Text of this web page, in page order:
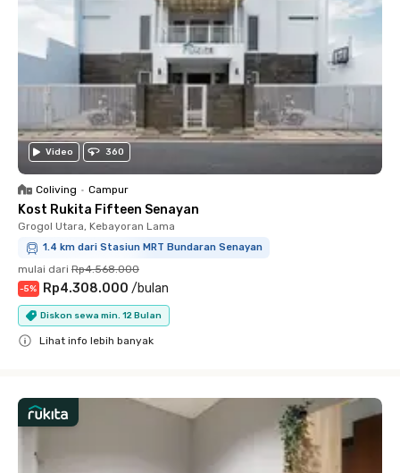
Video 360
Coliving • Campur
Kost Rukita Fifteen Senayan
Grogol Utara, Kebayoran Lama
1.4 km dari Stasiun MRT Bundaran Senayan
mulai dari Rp4.568.000
-5% Rp4.308.000 /bulan
Diskon sewa min. 12 Bulan
Lihat info lebih banyak